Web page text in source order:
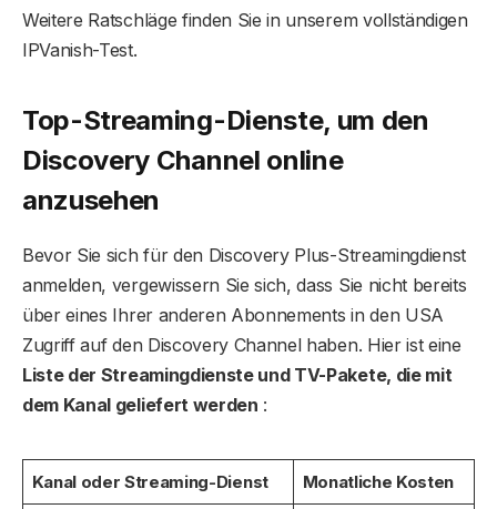
Weitere Ratschläge finden Sie in unserem vollständigen
IPVanish-Test.
Top-Streaming-Dienste, um den
Discovery Channel online
anzusehen
Bevor Sie sich für den Discovery Plus-Streamingdienst
anmelden, vergewissern Sie sich, dass Sie nicht bereits
über eines Ihrer anderen Abonnements in den USA
Zugriff auf den Discovery Channel haben. Hier ist eine
Liste der Streamingdienste und TV-Pakete, die mit
dem Kanal geliefert werden :
Kanal oder Streaming-Dienst Monatliche Kosten